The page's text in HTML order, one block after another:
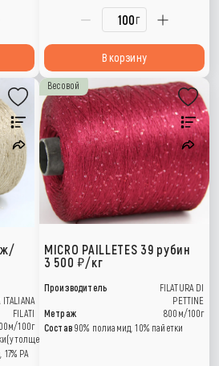
г
В корзину
ITALIANA
FILATI
100г
17% РА
Весовой
MICRO PAILLETES 39 рубин
3 500 /кг
Производитель
FILATURA DI
PETTINE
Метраж
800м/100г
Состав 90% полиамид, 10% пайетки